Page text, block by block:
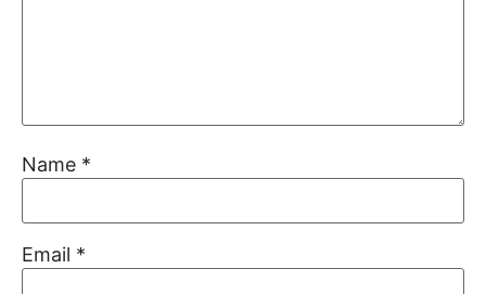
Name *
Email *